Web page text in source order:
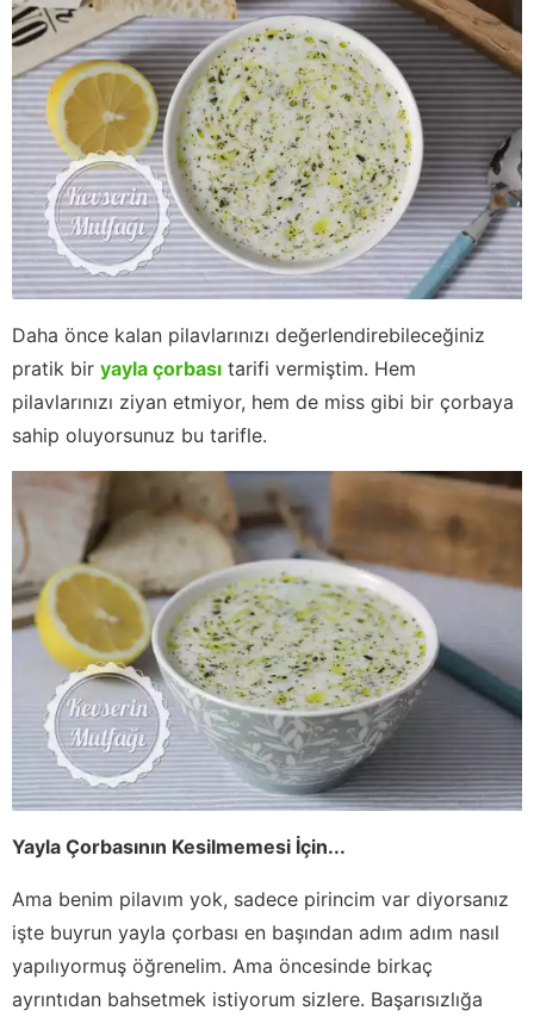
Daha önce kalan pilavlarınızı değerlendirebileceğiniz
pratik bir yayla çorbası tarifi vermiştim. Hem
pilavlarınızı ziyan etmiyor, hem de miss gibi bir çorbaya
sahip oluyorsunuz bu tarifle.
Yayla Çorbasının Kesilmemesi İçin...
Ama benim pilavım yok, sadece pirincim var diyorsanız
işte buyrun yayla çorbası en başından adım adım nasıl
yapılıyormuş öğrenelim. Ama öncesinde birkaç
ayrıntıdan bahsetmek istiyorum sizlere. Başarısızlığa